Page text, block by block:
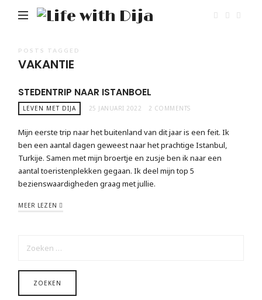
POSTS TAGGED
VAKANTIE
STEDENTRIP NAAR ISTANBOEL
LEVEN MET DIJA 25 JANUARI 2022 2 COMMENTS
Mijn eerste trip naar het buitenland van dit jaar is een feit. Ik
ben een aantal dagen geweest naar het prachtige Istanbul,
Turkije. Samen met mijn broertje en zusje ben ik naar een
aantal toeristenplekken gegaan. Ik deel mijn top 5
bezienswaardigheden graag met jullie.
MEER LEZEN
NAAR: